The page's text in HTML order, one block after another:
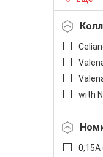
with
0,15А